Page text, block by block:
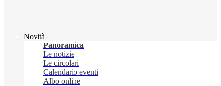
Novità
Panoramica
Le notizie
Le circolari
Calendario eventi
Albo online